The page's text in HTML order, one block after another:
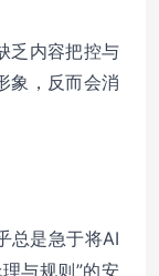
乏内容把控与
象，反而会消
总是急于将AI
与规则”的安